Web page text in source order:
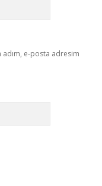
adım, e-posta adresim